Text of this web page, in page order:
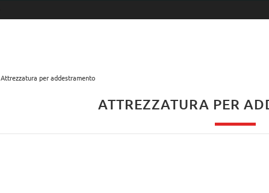
Attrezzatura per addestramento
ATTREZZATURA PER